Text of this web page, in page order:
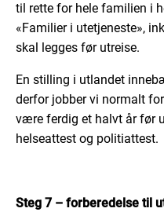
til rette for hele familien i
«Familier i utetjeneste»,
skal legges før utreise.
En stilling i utlandet
derfor jobber vi normalt
være ferdig et halvt år før
helseattest og politiattest.
Steg 7 – forberedelse til